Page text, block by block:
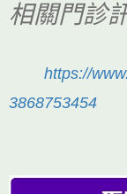
相關門診
https://
3868753454